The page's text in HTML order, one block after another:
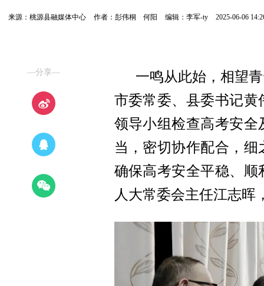
来源：桃源县融媒体中心 作者：彭伟桐 何阳 编辑：李军-ty 2025-06-06
—分享—
一鸣从此始，相望
市委常委、县委书记
领导小组检查高考安
当，密切协作配合，
确保高考安全平稳、
人大常委会主任江志晖